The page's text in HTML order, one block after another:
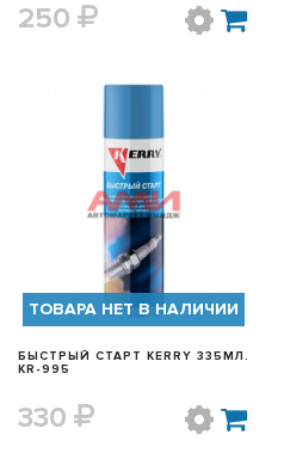
250
БЫСТРЫЙ ПРОСМОТР
ТОВАРА НЕТ В НАЛИЧИИ
БЫСТРЫЙ СТАРТ KERRY 335МЛ.
KR-995
330